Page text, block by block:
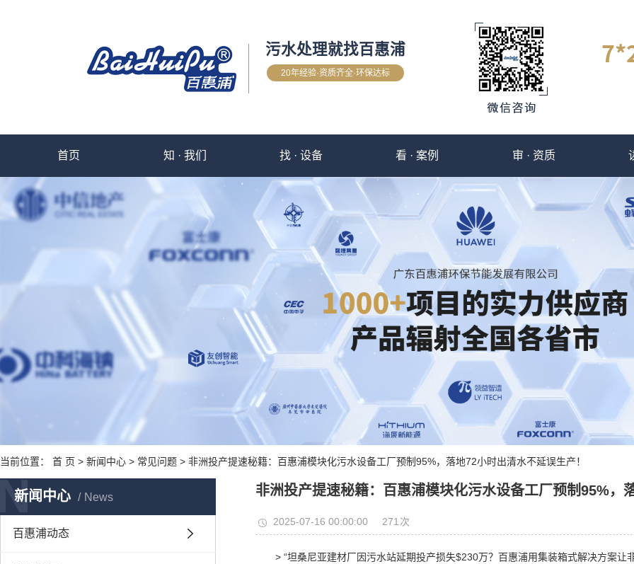
污水处理就找百惠浦
20年经验·资质齐全·环保达标
首页 知 · 我们 找 · 设备 看 · 案例 审 · 资质
当前位置： 首 页 > 新闻中心 > 常见问题 > 非洲投产提速秘籍：百惠浦模块化污水设备工厂预制95%，落地72小时出清水不延误生产！
新闻中心 News
百惠浦动态
非洲投产提速秘籍：百惠浦模块化污水设备工厂预制95%，
2025-07-16 00:00:00 271 次
> “坦桑尼亚建材厂因污水站延期投产损失$230万？百惠浦用集装箱式解决方案